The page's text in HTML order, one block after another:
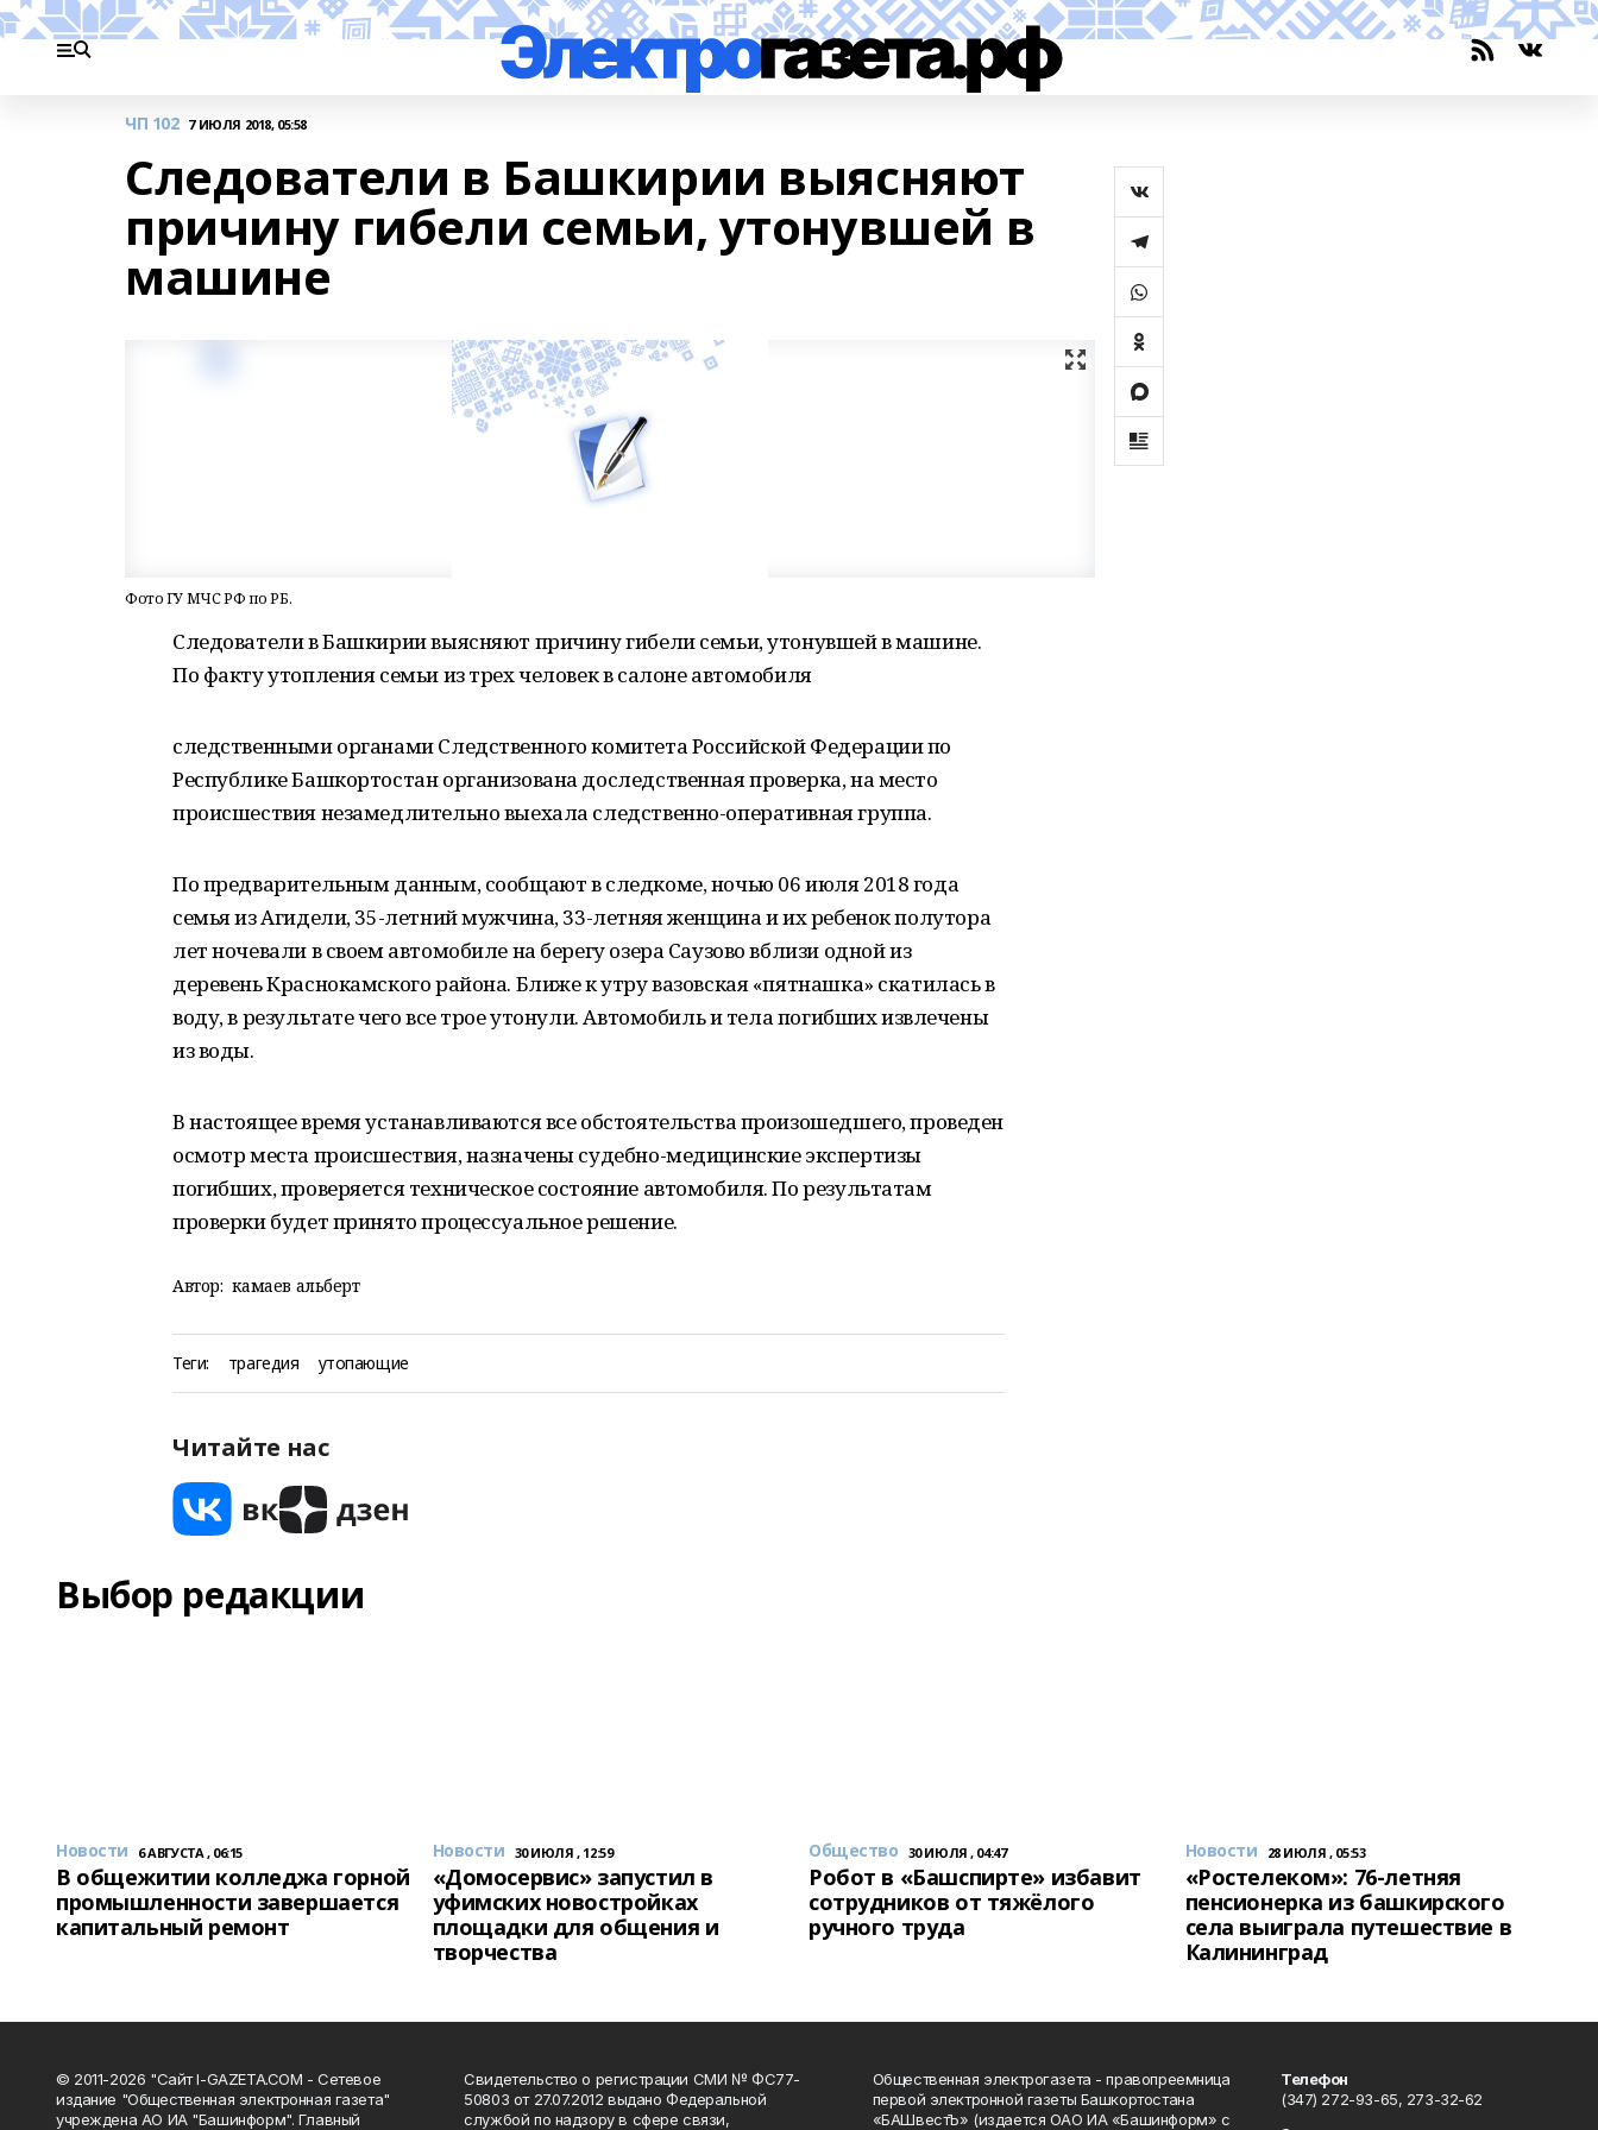
ЧП 102 7 ИЮЛЯ 2018, 05:58
Следователи в Башкирии выясняют
причину гибели семьи, утонувшей в
машине
Фото ГУ МЧС РФ по РБ.
Следователи в Башкирии выясняют причину гибели семьи, утонувшей в машине.
По факту утопления семьи из трех человек в салоне автомобиля
следственными органами Следственного комитета Российской Федерации по
Республике Башкортостан организована доследственная проверка, на место
происшествия незамедлительно выехала следственно-оперативная группа.
По предварительным данным, сообщают в следкоме, ночью 06 июля 2018 года
семья из Агидели, 35-летний мужчина, 33-летняя женщина и их ребенок полутора
лет ночевали в своем автомобиле на берегу озера Саузово вблизи одной из
деревень Краснокамского района. Ближе к утру вазовская «пятнашка» скатилась в
воду, в результате чего все трое утонули. Автомобиль и тела погибших извлечены
из воды.
В настоящее время устанавливаются все обстоятельства произошедшего, проведен
осмотр места происшествия, назначены судебно-медицинские экспертизы
погибших, проверяется техническое состояние автомобиля. По результатам
проверки будет принято процессуальное решение.
Автор: камаев альберт
Теги: трагедия утопающие
Читайте нас
Выбор редакции
Новости 6 АВГУСТА , 06:15
В общежитии колледжа горной
промышленности завершается
капитальный ремонт
Новости 30 ИЮЛЯ , 12:59
«Домосервис» запустил в
уфимских новостройках
площадки для общения и
творчества
Общество 30 ИЮЛЯ , 04:47
Робот в «Башспирте» избавит
сотрудников от тяжёлого
ручного труда
Новости 28 ИЮЛЯ , 05:53
«Ростелеком»: 76-летняя
пенсионерка из башкирского
села выиграла путешествие в
Калининград
© 2011-2026 "Сайт I-GAZETA.COM - Сетевое
издание "Общественная электронная газета"
учреждена АО ИА "Башинформ". Главный
Свидетельство о регистрации СМИ № ФС77-
50803 от 27.07.2012 выдано Федеральной
службой по надзору в сфере связи,
Общественная электрогазета - правопреемница
первой электронной газеты Башкортостана
«БАШвестЪ» (издается ОАО ИА «Башинформ» с
Телефон
(347) 272-93-65, 273-32-62